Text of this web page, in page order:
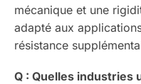
mécanique et une
adapté aux
résistance
Q : Quelles industries